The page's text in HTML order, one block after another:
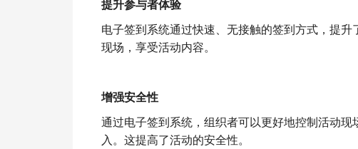
提升参与者体验
电子签到系统通过快速、无接触的签到方式，提
现场，享受活动内容。
增强安全性
通过电子签到系统，组织者可以更好地控制活动
入。这提高了活动的安全性。